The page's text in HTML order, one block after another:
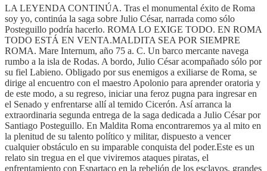
LA LEYENDA CONTINÚA. Tras el monumental éxito de Roma
soy yo, continúa la saga sobre Julio César, narrada como sólo
Posteguillo podría hacerlo. ROMA LO EXIGE TODO. EN ROMA
TODO ESTÁ EN VENTA.MALDITA SEA POR SIEMPRE
ROMA. Mare Internum, año 75 a. C. Un barco mercante navega
rumbo a la isla de Rodas. A bordo, Julio César acompañado sólo por
su fiel Labieno. Obligado por sus enemigos a exiliarse de Roma, se
dirige al encuentro con el maestro Apolonio para aprender oratoria y
de este modo, a su regreso, iniciar una feroz pugna para ingresar en
el Senado y enfrentarse allí al temido Cicerón. Así arranca la
extraordinaria segunda entrega de la saga dedicada a Julio César por
Santiago Posteguillo. En Maldita Roma encontraremos ya al mito en
la plenitud de su talento político y militar, dispuesto a vencer
cualquier obstáculo en su imparable conquista del poder.Este es un
relato sin tregua en el que viviremos ataques piratas, el
enfrentamiento con Espartaco en la rebelión de los esclavos, grandes